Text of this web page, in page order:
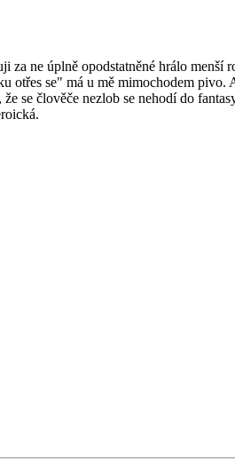
ne úplně opodstatněné hrálo
se" má u mě mimochodem
se člověče nezlob se nehodí do